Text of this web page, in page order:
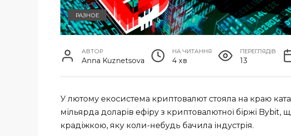
РАЗНОЕ
АВТОР
Anna Kuznetsova
НА ЧИТАННЯ
4 хв
ПЕРЕГЛЯДІВ
13
У лютому екосистема криптовалют стояла на краю
мільярда доларів ефіру з криптовалютної біржі Bybit,
крадіжкою, яку коли-небудь бачила індустрія.